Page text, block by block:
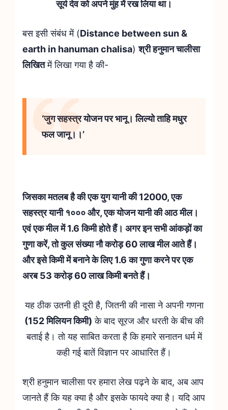
सूर्य देव को अपने मुंह में रख लिया था।
बस इसी संबंध में (Distance between sun &
earth in hanuman chalisa)श्री हनुमान चालीसा
लिखितमें लिखा गया है की-
‘जुग सहस्त्र योजन पर भानू। लिल्यो ताहि मधुर
फल जानू।।’
जिसका मतलब है की एक युग यानी की 12000, एक
सहस्त्र यानी १००० और, एक योजन यानी की आठ मील।
एवं एक मील में 1.6 किमी होते हैं। अगर इन सभी आंकड़ों का
गुणा करें, तो कुल संख्या नौ करोड़ 60 लाख मील आते हैं।
और इसे किमी में बनाने के लिए 1.6 का गुणा करने पर एक
अरब 53 करोड़ 60 लाख किमी बनते हैं।
यह ठीक उतनी ही दूरी है, जितनी की नासा ने अपनी गणना
(152 मिलियन किमी) के बाद सूरज और धरती के बीच की
बताई है। तो यह साबित करता है कि हमारे सनातन धर्म में
कही गई बातें विज्ञान पर आधारित हैं।
श्री हनुमान चालीसा पर हमारा लेख पढ़ने के बाद, अब आप
जानते हैं कि यह क्या है और इसके फायदे क्या है। यदि आप